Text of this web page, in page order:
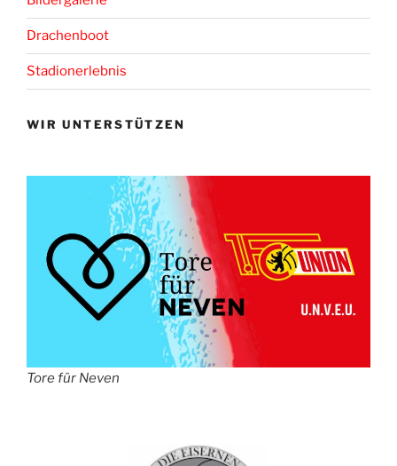
Drachenboot
Stadionerlebnis
WIR UNTERSTÜTZEN
Tore für Neven